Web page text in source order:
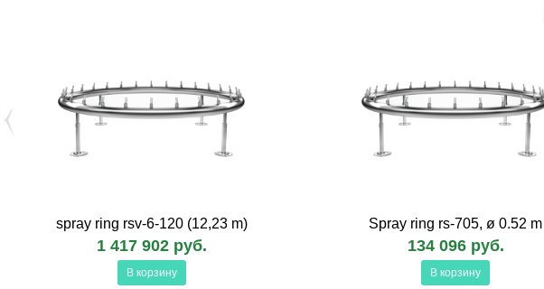
spray ring rsv-6-120 (12,23 m)
1 417 902 руб.
В корзину
Spray ring rs-705, ø 0.52 m
134 096 руб.
В корзину